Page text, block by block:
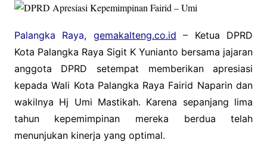
Palangka Raya, gemakalteng.co.id – Ketua DPRD
Kota Palangka Raya Sigit K Yunianto bersama jajaran
anggota DPRD setempat memberikan apresiasi
kepada Wali Kota Palangka Raya Fairid Naparin dan
wakilnya Hj Umi Mastikah. Karena sepanjang lima
tahun kepemimpinan mereka berdua telah
menunjukan kinerja yang optimal.